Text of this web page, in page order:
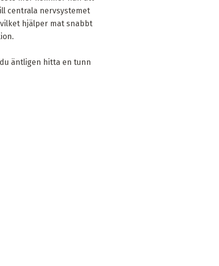
centrala nervsystemet
hjälper mat snabbt
äntligen hitta en tunn